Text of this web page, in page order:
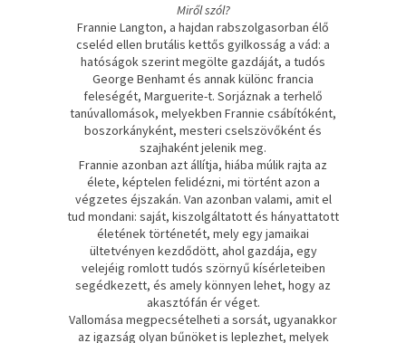
Miről szól?
Frannie ​Langton, a hajdan rabszolgasorban élő
cseléd ellen brutális kettős gyilkosság a vád: a
hatóságok szerint megölte gazdáját, a tudós
George Benhamt és annak különc francia
feleségét, Marguerite-t. Sorjáznak a terhelő
tanúvallomások, melyekben Frannie csábítóként,
boszorkányként, mesteri cselszövőként és
szajhaként jelenik meg.
Frannie azonban azt állítja, hiába múlik rajta az
élete, képtelen felidézni, mi történt azon a
végzetes éjszakán. Van azonban valami, amit el
tud mondani: saját, kiszolgáltatott és hányattatott
életének történetét, mely egy jamaikai
ültetvényen kezdődött, ahol gazdája, egy
velejéig romlott tudós szörnyű kísérleteiben
segédkezett, és amely könnyen lehet, hogy az
akasztófán ér véget.
Vallomása megpecsételheti a sorsát, ugyanakkor
az igazság olyan bűnöket is leplezhet, melyek